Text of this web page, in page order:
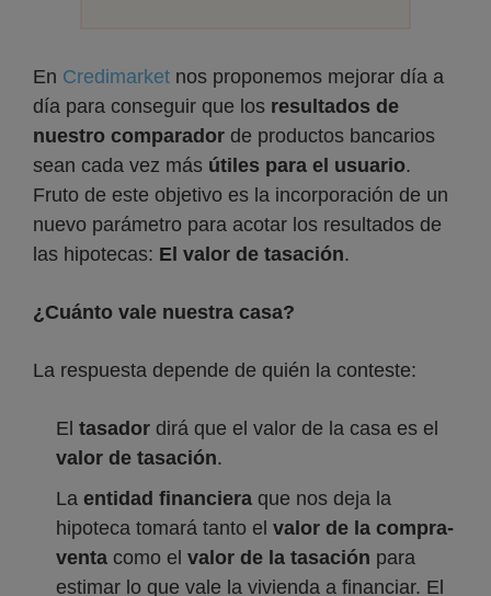
En Credimarket nos proponemos mejorar día a
día para conseguir que los resultados de
nuestro comparador de productos bancarios
sean cada vez más útiles para el usuario.
Fruto de este objetivo es la incorporación de un
nuevo parámetro para acotar los resultados de
las hipotecas: El valor de tasación.
¿Cuánto vale nuestra casa?
La respuesta depende de quién la conteste:
El tasador dirá que el valor de la casa es el
valor de tasación.
La entidad financiera que nos deja la
hipoteca tomará tanto el valor de la compra-
venta como el valor de la tasación para
estimar lo que vale la vivienda a financiar. El